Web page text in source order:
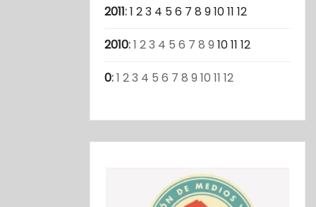
2011:1 23 4 56 7 8 91011 12
2010:1 23 4 5 6 7 8 9 1011 12
0:1 23 4 5 6 7 8 9 10 11 12